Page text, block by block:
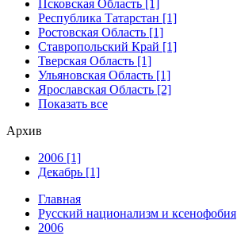
Псковская Область [1]
Республика Татарстан [1]
Ростовская Область [1]
Ставропольский Край [1]
Тверская Область [1]
Ульяновская Область [1]
Ярославская Область [2]
Показать все
Архив
2006 [1]
Декабрь [1]
Главная
Русский национализм и ксенофобия
2006